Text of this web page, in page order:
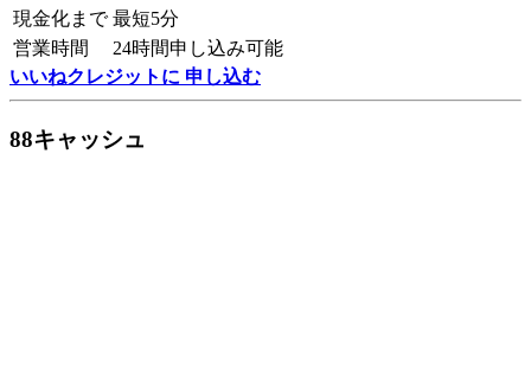
現金化まで 最短5分
営業時間
24時間申し込み可能
いいねクレジットに 申し込む
88キャッシュ